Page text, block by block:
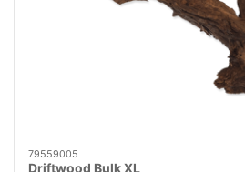
79559005
Driftwood Bulk XL